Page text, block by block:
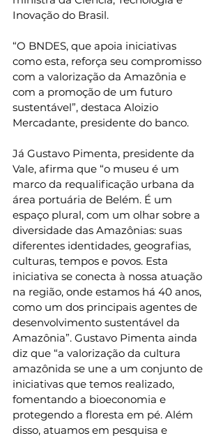
Inovação do Brasil.
“O BNDES, que apoia iniciativas
como esta, reforça seu compromisso
com a valorização da Amazônia e
com a promoção de um futuro
sustentável”, destaca Aloizio
Mercadante, presidente do banco.
Já Gustavo Pimenta, presidente da
Vale, afirma que “o museu é um
marco da requalificação urbana da
área portuária de Belém. É um
espaço plural, com um olhar sobre a
diversidade das Amazônias: suas
diferentes identidades, geografias,
culturas, tempos e povos. Esta
iniciativa se conecta à nossa atuação
na região, onde estamos há 40 anos,
como um dos principais agentes de
desenvolvimento sustentável da
Amazônia”. Gustavo Pimenta ainda
diz que “a valorização da cultura
amazônida se une a um conjunto de
iniciativas que temos realizado,
fomentando a bioeconomia e
protegendo a floresta em pé. Além
disso, atuamos em pesquisa e